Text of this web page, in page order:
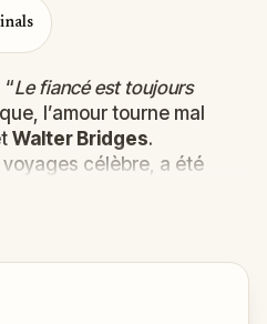
Le fiancé est toujours
l’amour tourne mal
Walter Bridges.
célèbre, a été
commis par Walter, le